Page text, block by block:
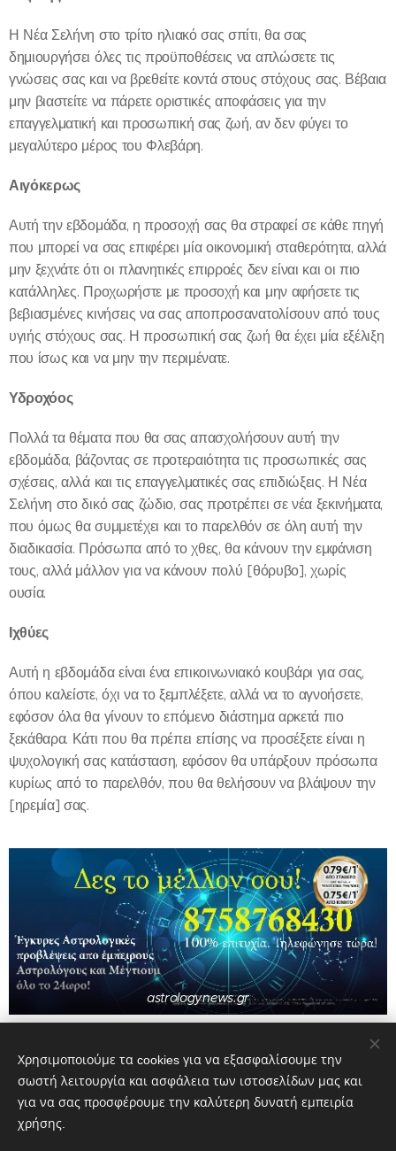
Η Νέα Σελήνη στο τρίτο ηλιακό σας σπίτι, θα σας
δημιουργήσει όλες τις προϋποθέσεις να απλώσετε τις
γνώσεις σας και να βρεθείτε κοντά στους στόχους σας. Βέβαια
μην βιαστείτε να πάρετε οριστικές αποφάσεις για την
επαγγελματική και προσωπική σας ζωή, αν δεν φύγει το
μεγαλύτερο μέρος του Φλεβάρη.
Αιγόκερως
Αυτή την εβδομάδα, η προσοχή σας θα στραφεί σε κάθε πηγή
που μπορεί να σας επιφέρει μία οικονομική σταθερότητα, αλλά
μην ξεχνάτε ότι οι πλανητικές επιρροές δεν είναι και οι πιο
κατάλληλες. Προχωρήστε με προσοχή και μην αφήσετε τις
βεβιασμένες κινήσεις να σας αποπροσανατολίσουν από τους
υγιής στόχους σας. Η προσωπική σας ζωή θα έχει μία εξέλιξη
που ίσως και να μην την περιμένατε.
Υδροχόος
Πολλά τα θέματα που θα σας απασχολήσουν αυτή την
εβδομάδα, βάζοντας σε προτεραιότητα τις προσωπικές σας
σχέσεις, αλλά και τις επαγγελματικές σας επιδιώξεις. Η Νέα
Σελήνη στο δικό σας ζώδιο, σας προτρέπει σε νέα ξεκινήματα,
που όμως θα συμμετέχει και το παρελθόν σε όλη αυτή την
διαδικασία. Πρόσωπα από το χθες, θα κάνουν την εμφάνιση
τους, αλλά μάλλον για να κάνουν πολύ [θόρυβο], χωρίς
ουσία.
Ιχθύες
Αυτή η εβδομάδα είναι ένα επικοινωνιακό κουβάρι για σας,
όπου καλείστε, όχι να το ξεμπλέξετε, αλλά να το αγνοήσετε,
εφόσον όλα θα γίνουν το επόμενο διάστημα αρκετά πιο
ξεκάθαρα. Κάτι που θα πρέπει επίσης να προσέξετε είναι η
ψυχολογική σας κατάσταση, εφόσον θα υπάρξουν πρόσωπα
κυρίως από το παρελθόν, που θα θελήσουν να βλάψουν την
[ηρεμία] σας.
astrologynews.gr
Χρησιμοποιούμε τα cookies για να εξασφαλίσουμε την
σωστή λειτουργία και ασφάλεια των ιστοσελίδων μας και
για να σας προσφέρουμε την καλύτερη δυνατή εμπειρία
χρήσης.